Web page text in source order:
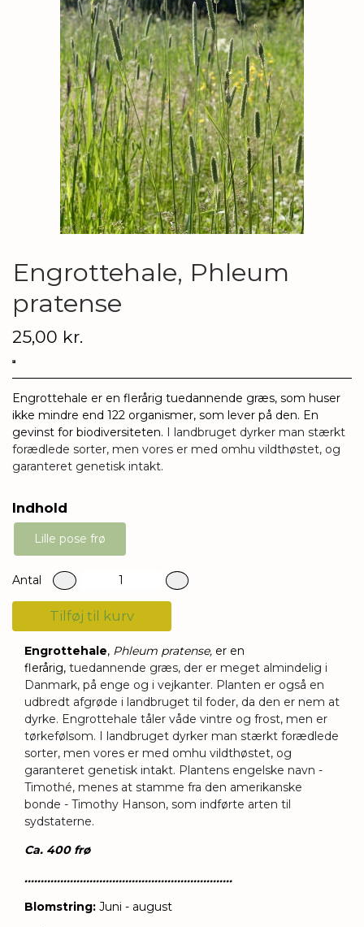
Engrottehale, Phleum
pratense
25,00 kr.
Engrottehale er en flerårig tuedannende græs, som huser
ikke mindre end 122 organismer, som lever på den. En
gevinst for biodiversiteten. I landbruget dyrker man stærkt
forædlede sorter, men vores er med omhu vildthøstet, og
garanteret genetisk intakt.
Indhold
Lille pose frø
Antal
Tilføj til kurv
Engrottehale, Phleum pratense, er en
flerårig, tuedannende græs, der er meget almindelig i
Danmark, på enge og i vejkanter. Planten er også en
udbredt afgrøde i landbruget til foder, da den er nem at
dyrke. Engrottehale tåler våde vintre og frost, men er
tørkefølsom. I landbruget dyrker man stærkt forædlede
sorter, men vores er med omhu vildthøstet, og
garanteret genetisk intakt. Plantens engelske navn -
Timothé, menes at stamme fra den amerikanske
bonde - Timothy Hanson, som indførte arten til
sydstaterne.
Ca. 400 frø
................................................................
Blomstring: Juni - august